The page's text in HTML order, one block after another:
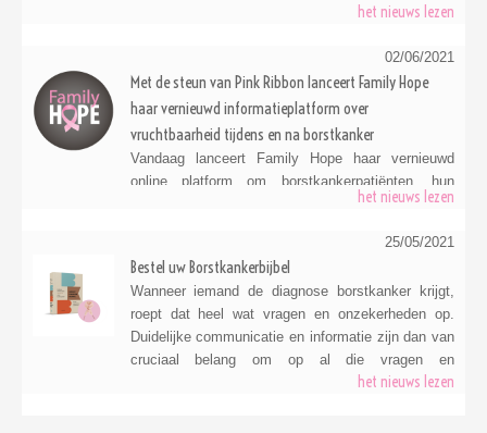
het nieuws lezen
02/06/2021
Met de steun van Pink Ribbon lanceert Family Hope
haar vernieuwd informatieplatform over
vruchtbaarheid tijdens en na borstkanker
Vandaag lanceert Family Hope haar vernieuwd
online platform om borstkankerpatiënten, hun
naasten en artsen geactualiseerde informatie te
een borstkankerbehandeling. De ontwikkeling van
dit informatieplatform werd mogelijk gemaakt door
de steun van het Pink Ribbon Fonds in de schoot
van de Koning Boudewijnstichting. Het online
platform Family Hope werd samengesteld door
Belgische topartsen die borstkanker bestrijden en
het nieuws lezen
25/05/2021
Bestel uw Borstkankerbijbel
Wanneer iemand de diagnose borstkanker krijgt,
roept dat heel wat vragen en onzekerheden op.
Duidelijke communicatie en informatie zijn dan van
cruciaal belang om op al die vragen en
onzekerheden een antwoord te krijgen. De
het nieuws lezen